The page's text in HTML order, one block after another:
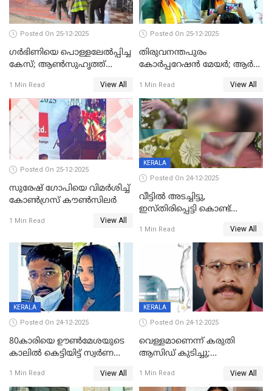
Posted On 25-12-2025
ഗര്‍ഭിണിയെ പൊള്ളലേല്‍പ്പിച്ച
കേസ്; ആണ്‍സുഹൃത്ത്
1 Min Read View All
Posted On 25-12-2025
തിരുവനന്തപുരം
കോര്‍പ്പറേഷന്‍ മേയർ; ആര്‍
1 Min Read View All
Posted On 25-12-2025
സുരേഷ് ഗോപിയെ വിമര്‍ശിച്ച്
കോണ്‍ഗ്രസ് കൗണ്‍സിലര്‍
1 Min Read View All
KERALA
Posted On 24-12-2025
വീട്ടിൽ അടച്ചിട്ടു,
ഇസ്തിരിപ്പെട്ടി കൊണ്ട്
ഗർഭിണിയായ യുവതിക്ക് ക്രൂര
1 Min Read View All
KERALA
Posted On 24-12-2025
80കാരിയെ ഊൺമേശയുടെ
കാലിൽ കെട്ടിയിട്ട് സ്വർണവും
കൊച്ചുമകനും സുഹൃത്തും
1 Min Read View All
KERALA
Posted On 24-12-2025
വെള്ളമാണെന്ന് കരുതി
ആസിഡ് കുടിച്ചു;
മരിച്ചു
1 Min Read View All